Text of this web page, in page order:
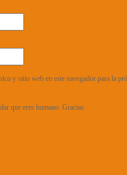
y sitio web en este navegador para la
que eres humano. Gracias.